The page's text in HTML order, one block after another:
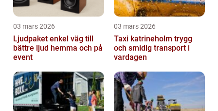
03 mars 2026
Ljudpaket enkel väg till
bättre ljud hemma och på
event
03 mars 2026
Taxi katrineholm trygg
och smidig transport i
vardagen